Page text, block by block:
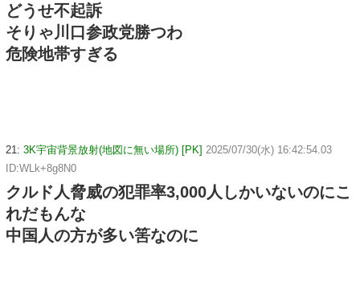
どうせ不起訴
そりゃ川口参政党勝つわ
危険地帯すぎる
21: 3K宇宙背景放射(地図に無い場所) [PK] 2025/07/30(水) 16:42:54.03
ID:WLk+8g8N0
クルド人脅威の犯罪率3,000人しかいないのにこ
れだもんな
中国人の方が多い筈なのに